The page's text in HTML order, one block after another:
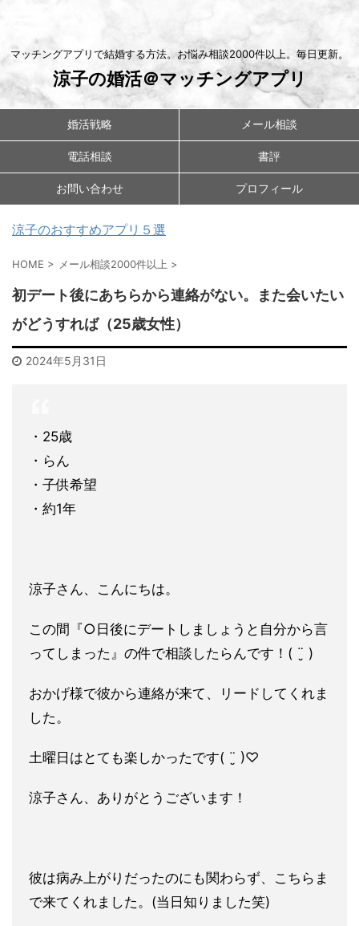
マッチングアプリで結婚する方法。お悩み相談2000件以上。毎日更新。
涼子の婚活＠マッチングアプリ
婚活戦略 メール相談
電話相談 書評
お問い合わせ プロフィール
涼子のおすすめアプリ５選
HOME > メール相談2000件以上 >
初デート後にあちらから連絡がない。また会いたい
がどうすれば（25歳女性）
2024年5月31日
・25歳
・らん
・子供希望
・約1年
涼子さん、こんにちは。
この間『○日後にデートしましょうと自分から言
ってしまった』の件で相談したらんです！( ¨̮ )
おかげ様で彼から連絡が来て、リードしてくれま
した。
土曜日はと ても楽しかったです( ¨̮ )♡
涼子さん、ありがとうございます！
彼は病み上がりだったのにも関わらず、こちらま
で来てくれました。(当日知りました笑)